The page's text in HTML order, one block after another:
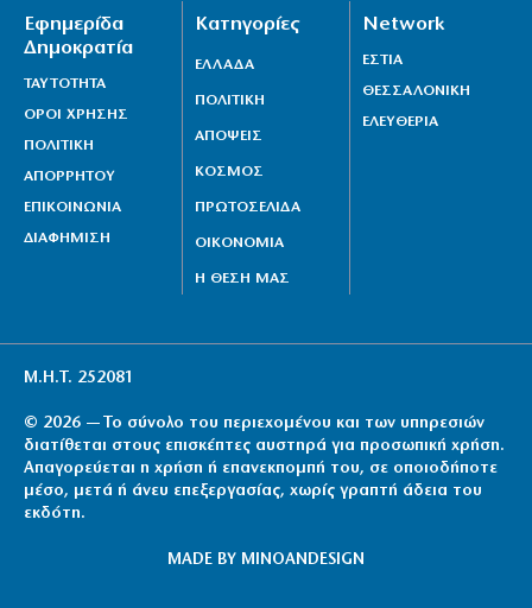
Εφημερίδα
Δημοκρατία
ΤΑΥΤΟΤΗΤΑ
ΟΡΟΙ ΧΡΗΣΗΣ
ΠΟΛΙΤΙΚΗ
ΑΠΟΡΡΗΤΟΥ
ΕΠΙΚΟΙΝΩΝΙΑ
ΔΙΑΦΗΜΙΣΗ
Κατηγορίες
ΕΛΛΑΔΑ
ΠΟΛΙΤΙΚΗ
ΑΠΟΨΕΙΣ
ΚΟΣΜΟΣ
ΠΡΩΤΟΣΕΛΙΔΑ
ΟΙΚΟΝΟΜΙΑ
Η ΘΕΣΗ ΜΑΣ
Network
ΕΣΤΙΑ
ΘΕΣΣΑΛΟΝΙΚΗ
ΕΛΕΥΘΕΡΙΑ
Μ.Η.Τ. 252081
© 2026 — Το σύνολο του περιεχομένου και των υπηρεσιών
διατίθεται στους επισκέπτες αυστηρά για προσωπική χρήση.
Απαγορεύεται η χρήση ή επανεκπομπή του, σε οποιοδήποτε
μέσο, μετά ή άνευ επεξεργασίας, χωρίς γραπτή άδεια του
εκδότη.
MADE BY MINOANDESIGN